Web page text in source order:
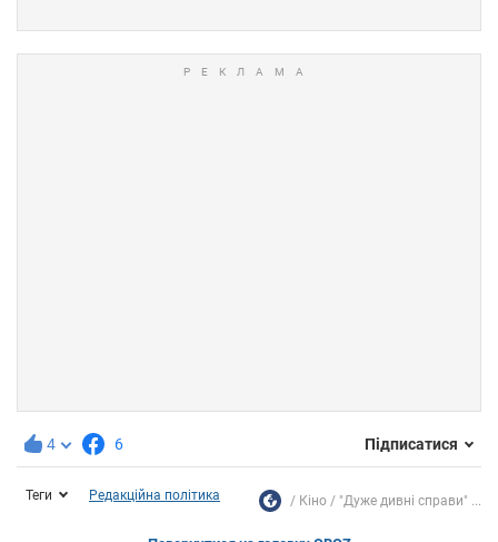
4 6 Підписатися
Теги Редакційна політика Кіно "Дуже дивні справи" ...